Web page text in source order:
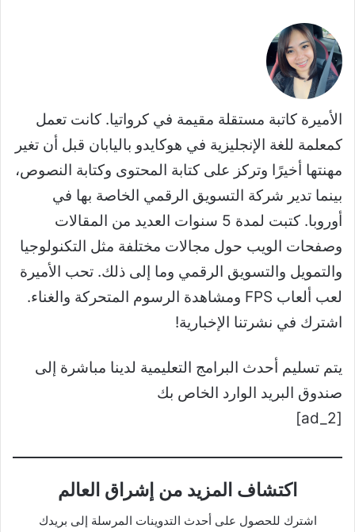
الأميرة كاتبة مستقلة مقيمة في كرواتيا. كانت تعمل
كمعلمة للغة الإنجليزية في هوكايدو باليابان قبل أن تغير
مهنتها أخيرًا وتركز على كتابة المحتوى وكتابة النصوص،
بينما تدير شركة التسويق الرقمي الخاصة بها في
أوروبا. كتبت لمدة 5 سنوات العديد من المقالات
وصفحات الويب حول مجالات مختلفة مثل التكنولوجيا
والتمويل والتسويق الرقمي وما إلى ذلك. تحب الأميرة
لعب ألعاب FPS ومشاهدة الرسوم المتحركة والغناء.
اشترك في نشرتنا الإخبارية!
يتم تسليم أحدث البرامج التعليمية لدينا مباشرة إلى
صندوق البريد الوارد الخاص بك
[ad_2]
اكتشاف المزيد من إشراق العالم
اشترك للحصول على أحدث التدوينات المرسلة إلى بريدك